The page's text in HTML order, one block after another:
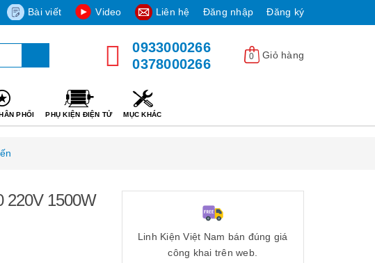
Bài viết Video Liên hệ Đăng nhập Đăng ký
0933000266
0378000266
0 Giỏ hàng
PHỐI PHỤ KIỆN ĐIỆN TỬ MỤC KHÁC
220V 1500W
Linh Kiện Việt Nam bán đúng giá
công khai trên web.